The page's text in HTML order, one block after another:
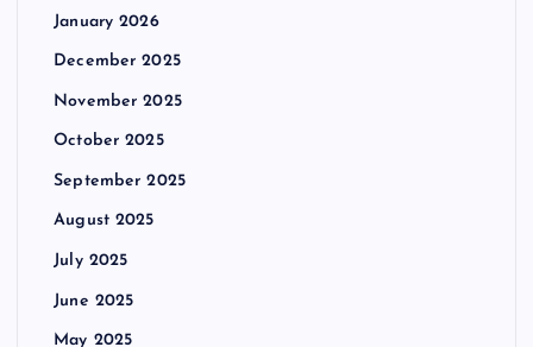
January 2026
December 2025
November 2025
October 2025
September 2025
August 2025
July 2025
June 2025
May 2025